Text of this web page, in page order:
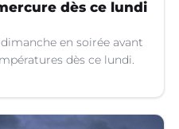
dès ce lundi
en soirée avant
dès ce lundi.